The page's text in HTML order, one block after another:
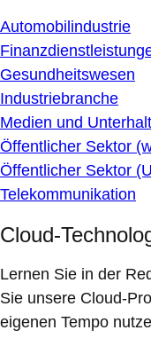
Automobilindustrie
Gesundheitswesen
Industriebranche
Medien und
Öffentlicher Sektor
Öffentlicher Sektor
Telekommunikation
Cloud-
Lernen Sie in der
Sie unsere Cloud-
eigenen Tempo